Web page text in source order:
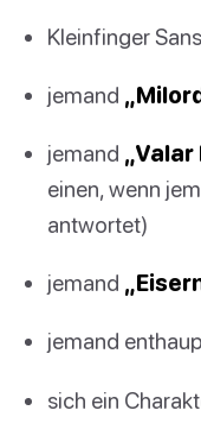
Kleinfinger
jemand
jemand
einen, wenn
antwortet)
jemand
jemand
sich ein